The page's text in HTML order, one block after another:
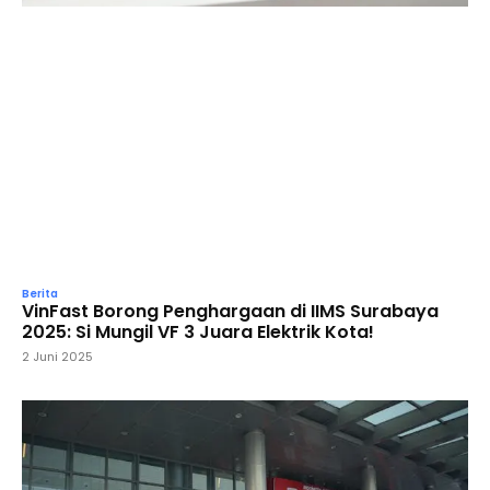
Berita
VinFast Borong Penghargaan di IIMS Surabaya
2025: Si Mungil VF 3 Juara Elektrik Kota!
2 Juni 2025